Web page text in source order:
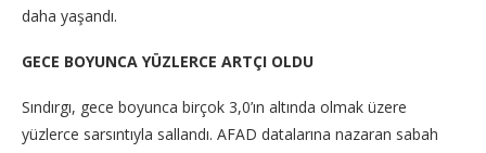
daha yaşandı.
GECE BOYUNCA YÜZLERCE ARTÇI OLDU
Sındırgı, gece boyunca birçok 3,0’ın altında olmak üzere
yüzlerce sarsıntıyla sallandı. AFAD datalarına nazaran sabah